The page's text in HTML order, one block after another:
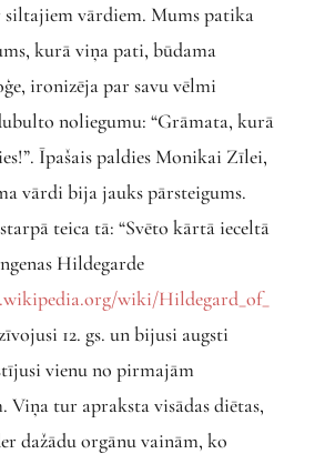
vārdiem. Mums patika
kurā viņa pati, būdama
ironizēja par savu vēlmi
noliegumu: “Grāmata, kurā
Īpašais paldies Monikai Zīlei,
vārdi bija jauks pārsteigums.
teica tā: “Svēto kārtā ieceltā
Hildegarde
wiki/Hildegard_of_
12. gs. un bijusi augsti
vienu no pirmajām
Viņa tur apraksta visādas diētas,
dažādu orgānu vainām, ko